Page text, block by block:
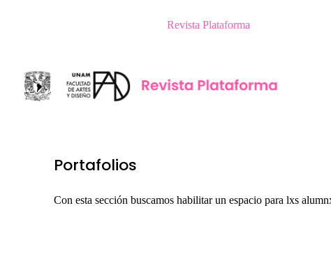
Revista Plataforma
Portafolios
Con esta sección buscamos habilitar un espacio para lxs